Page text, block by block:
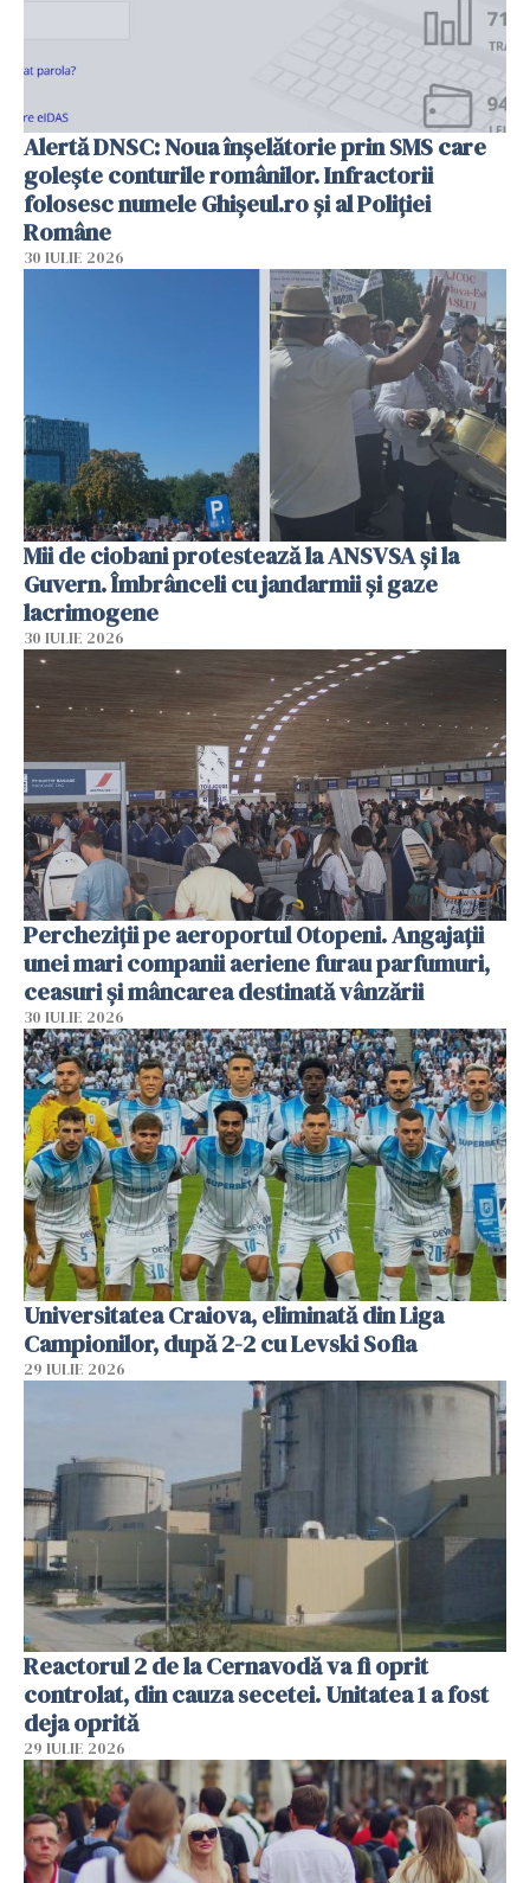
Alertă DNSC: Noua înșelătorie prin SMS care
golește conturile românilor. Infractorii
folosesc numele Ghișeul.ro și al Poliției
Române
30 IULIE 2026
Mii de ciobani protestează la ANSVSA și la
Guvern. Îmbrânceli cu jandarmii și gaze
lacrimogene
30 IULIE 2026
Percheziții pe aeroportul Otopeni. Angajații
unei mari companii aeriene furau parfumuri,
ceasuri și mâncarea destinată vânzării
30 IULIE 2026
Universitatea Craiova, eliminată din Liga
Campionilor, după 2-2 cu Levski Sofia
29 IULIE 2026
Reactorul 2 de la Cernavodă va fi oprit
controlat, din cauza secetei. Unitatea 1 a fost
deja oprită
29 IULIE 2026